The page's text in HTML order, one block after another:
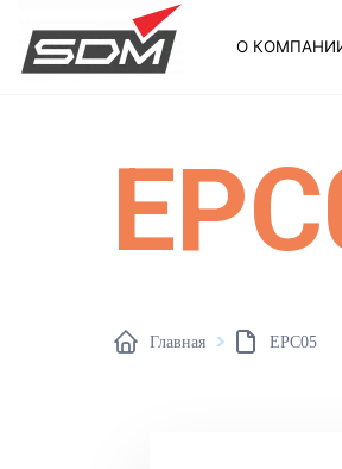
О
Главная EPC05